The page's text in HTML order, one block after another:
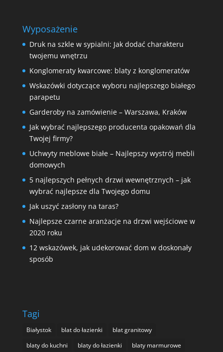
Wyposażenie
Druk na szkle w sypialni: Jak dodać charakteru
twojemu wnętrzu
Konglomeraty kwarcowe: blaty z konglomeratów
Wskazówki dotyczące wyboru najlepszego białego
parapetu
Garderoby na zamówienie – Warszawa, Kraków
Jak wybrać najlepszego producenta opakowań dla
Twojej firmy?
Uchwyty meblowe białe – Najlepszy wystrój mebli
domowych
5 najlepszych pełnych drzwi wewnętrznych – jak
wybrać najlepsze dla Twojego domu
Jak uszyć zasłony na taras?
Najlepsze czarne aranżacje na drzwi wejściowe w
2020 roku
12 wskazówek, jak udekorować dom w doskonały
sposób
Tagi
Białystok blat do łazienki
blat granitowy
blaty do kuchni
blaty do łazienki
blaty marmurowe